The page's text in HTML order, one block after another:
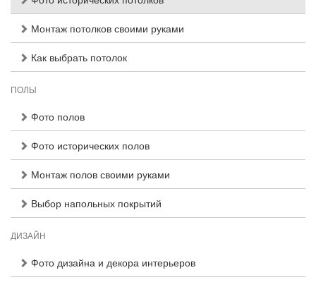
Монтаж потолков своими руками
Как выбрать потолок
ПОЛЫ
Фото полов
Фото исторических полов
Монтаж полов своими руками
Выбор напольных покрытий
ДИЗАЙН
Фото дизайна и декора интерьеров